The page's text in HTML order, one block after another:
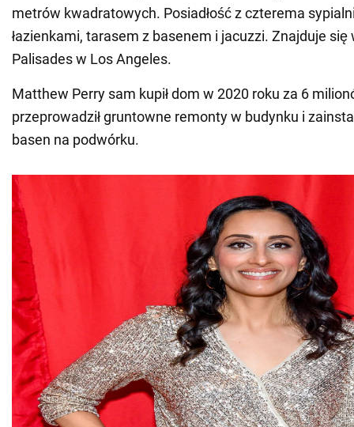
metrów kwadratowych. Posiadłość z czterema
łazienkami, tarasem z basenem i jacuzzi. Znajduje się
Palisades w Los Angeles.
Matthew Perry sam kupił dom w 2020 roku za 6
przeprowadził gruntowne remonty w budynku i
basen na podwórku.